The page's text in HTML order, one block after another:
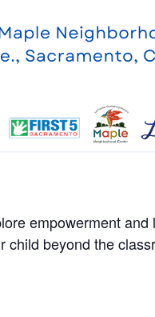
empowerment
child beyond the